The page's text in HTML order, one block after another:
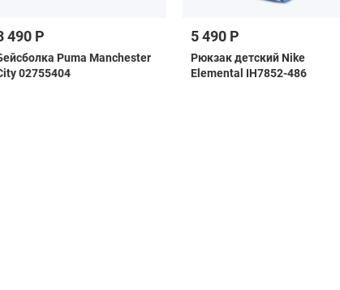
490 Р
Puma Manchester
02755404
5 490 Р
Рюкзак детский Nike
Elemental IH7852-486